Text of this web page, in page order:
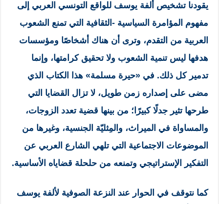
يقودنا تشخيص ألفة يوسف للواقع التونسي العربي إلى
مفهوم المؤامرة السياسية -الثقافية التي تمنع الشعوب
العربية من التقدم، وترى أن هناك أشخاصًا ومؤسسات
هدفها ليس تنمية الشعوب ولا تحقيق كرامتها، وإنما
تدمير كل ذلك. في «حيرة مسلمة» هذا الكتاب الذي
مضى على إصداره زمن طويل، لا تزال القضايا التي
طرحها تثير جدلًا كبيرًا؛ من بينها قضية تعدد الزوجات،
والمساواة في الميراث، والمِثليّة الجنسية، وغيرها من
الموضوعات الاجتماعية التي تلهي الشارع العربي عن
التفكير الإستراتيجي وتمنعه من حلحلة قضاياه الأساسية.
كما نتوقف في الحوار عند النزعة الصوفية لألفة يوسف